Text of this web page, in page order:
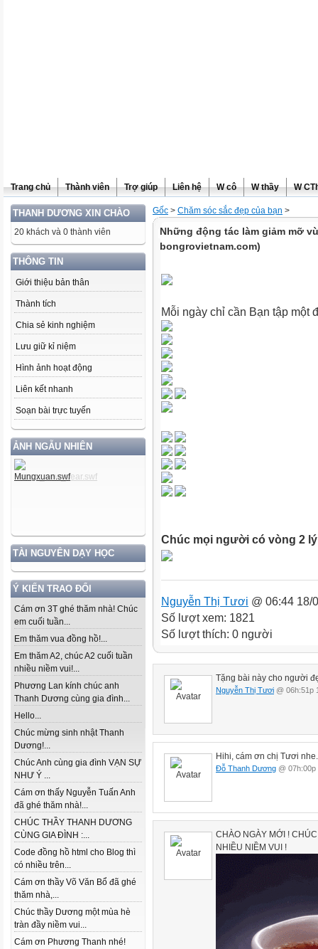
Trang chủ Thành viên Trợ giúp Liên hệ W cô W thầy W
THANH DƯƠNG XIN CHÀO
20 khách và 0 thành viên
THÔNG TIN
Giới thiệu bản thân
Thành tích
Chia sẻ kinh nghiệm
Lưu giữ kỉ niệm
Hình ảnh hoạt động
Liên kết nhanh
Soạn bài trực tuyến
ẢNH NGẪU NHIÊN
TÀI NGUYÊN DẠY HỌC
Ý KIẾN TRAO ĐỔI
Cám ơn 3T ghé thăm nhà! Chúc
em cuối tuần...
Em thăm vua đồng hồ!...
Em thăm A2, chúc A2 cuối tuần
nhiều niềm vui!...
Phương Lan kính chúc anh
Thanh Dương cùng gia đình...
Hello...
Chúc mừng sinh nhật Thanh
Dương!...
Chúc Anh cùng gia đình VẠN SỰ
NHƯ Ý ...
Cám ơn thấy Nguyễn Tuấn Anh
đã ghé thăm nhà!...
CHÚC THẦY THANH DƯƠNG
CÙNG GIA ĐÌNH :...
Code đồng hồ html cho Blog thì
có nhiều trên...
Cám ơn thầy Võ Văn Bổ đã ghé
thăm nhà,...
Chúc thầy Dương một mùa hè
tràn đầy niềm vui...
Cám ơn Phương Thanh nhé!
Gốc > Chăm sóc sắc đẹp của bạn >
Những động tác làm giảm mỡ
bongrovietnam.com)
Mỗi ngày chỉ cần Bạn tập một
Chúc mọi người có vòng 2
Nguyễn Thị Tươi @ 06:44 18/
Số lượt xem: 1821
Số lượt thích: 0 người
Tặng bài này cho người
Nguyễn Thị Tươi @ 06h:51p
Hihi, cám ơn chị Tươi
Đỗ Thanh Dương @ 07h:00p
CHÀO NGÀY MỚI !
NHIỀU NIỀM VUI !